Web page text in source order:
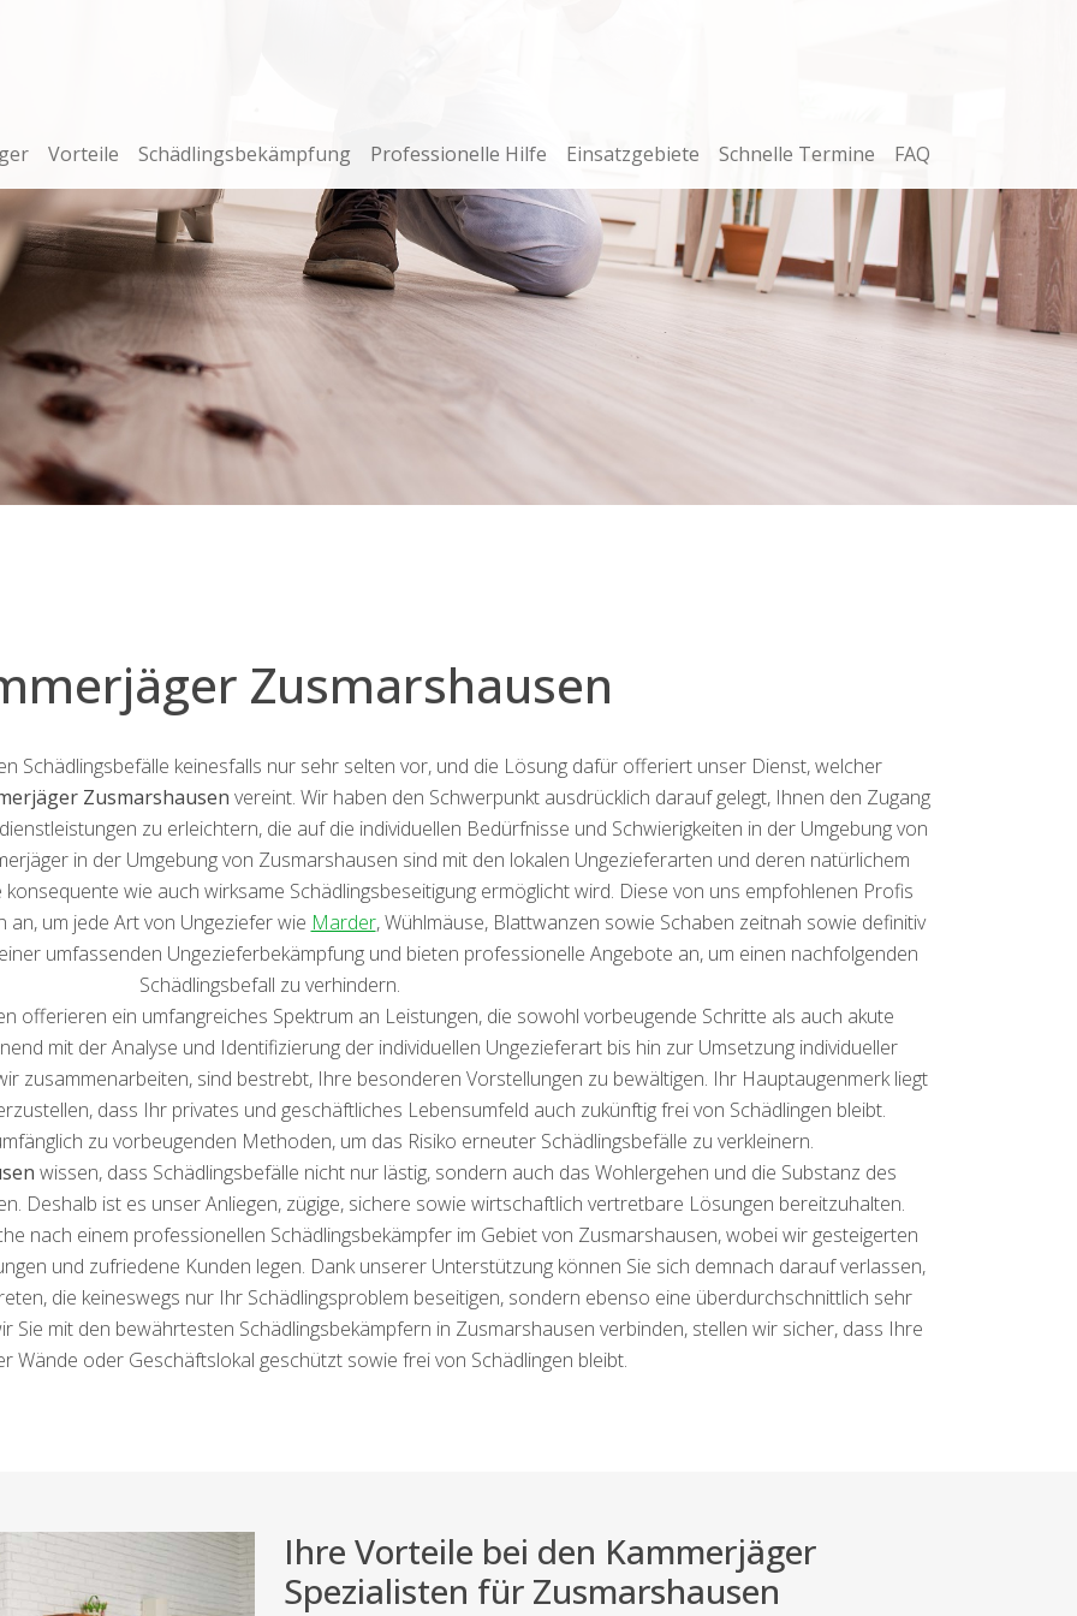
Vorteile Schädlingsbekämpfung Professionelle Hilfe Einsatzgebiete Schnelle Termine FAQ
Zusmarshausen
Schädlingsbefälle keinesfalls nur sehr selten vor, und die Lösung dafür offeriert unser Dienst, welcher
Zusmarshausen vereint. Wir haben den Schwerpunkt ausdrücklich darauf gelegt, Ihnen den Zugang
zu erleichtern, die auf die individuellen Bedürfnisse und Schwierigkeiten in der Umgebung von
in der Umgebung von Zusmarshausen sind mit den lokalen Ungezieferarten und deren natürlichem
wie auch wirksame Schädlingsbeseitigung ermöglicht wird. Diese von uns empfohlenen Profis
um jede Art von Ungeziefer wie Marder, Wühlmäuse, Blattwanzen sowie Schaben zeitnah sowie definitiv
umfassenden Ungezieferbekämpfung und bieten professionelle Angebote an, um einen nachfolgenden
Schädlingsbefall zu verhindern.
offerieren ein umfangreiches Spektrum an Leistungen, die sowohl vorbeugende Schritte als auch akute
mit der Analyse und Identifizierung der individuellen Ungezieferart bis hin zur Umsetzung individueller
zusammenarbeiten, sind bestrebt, Ihre besonderen Vorstellungen zu bewältigen. Ihr Hauptaugenmerk liegt
dass Ihr privates und geschäftliches Lebensumfeld auch zukünftig frei von Schädlingen bleibt.
zu vorbeugenden Methoden, um das Risiko erneuter Schädlingsbefälle zu verkleinern.
wissen, dass Schädlingsbefälle nicht nur lästig, sondern auch das Wohlergehen und die Substanz des
Deshalb ist es unser Anliegen, zügige, sichere sowie wirtschaftlich vertretbare Lösungen bereitzuhalten.
nach einem professionellen Schädlingsbekämpfer im Gebiet von Zusmarshausen, wobei wir gesteigerten
und zufriedene Kunden legen. Dank unserer Unterstützung können Sie sich demnach darauf verlassen,
die keineswegs nur Ihr Schädlingsproblem beseitigen, sondern ebenso eine überdurchschnittlich sehr
Sie mit den bewährtesten Schädlingsbekämpfern in Zusmarshausen verbinden, stellen wir sicher, dass Ihre
Wände oder Geschäftslokal geschützt sowie frei von Schädlingen bleibt.
Ihre Vorteile bei den Kammerjäger
Spezialisten für Zusmarshausen